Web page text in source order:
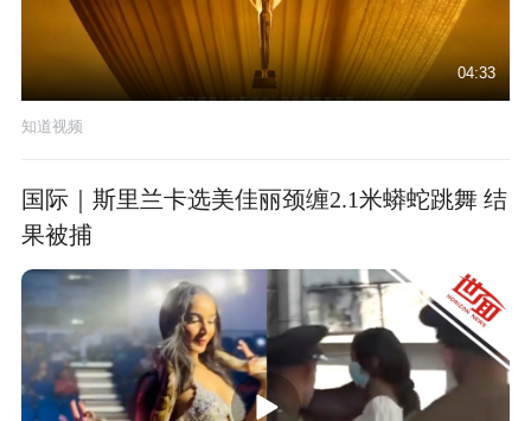
04:33
知道视频
国际｜斯里兰卡选美佳丽颈缠2.1米蟒蛇跳舞 结
果被捕